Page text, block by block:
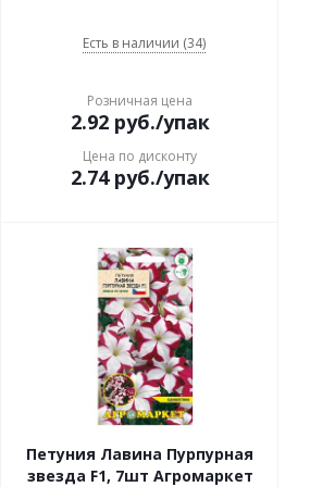
Есть в наличии (34)
Розничная цена
2.92руб./упак
Цена по дисконту
2.74руб./упак
Петуния Лавина Пурпурная
звезда F1, 7шт Агромаркет